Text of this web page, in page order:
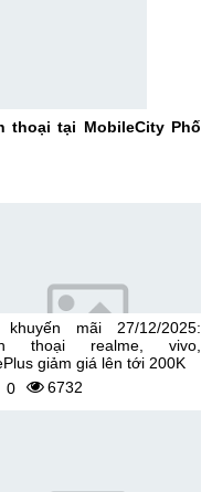
thoại tại MobileCity Phố
khuyến mãi 27/12/2025:
thoại realme, vivo,
giảm giá lên tới 200K
0
6732